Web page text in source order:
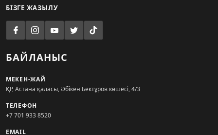
БІЗГЕ ЖАЗЫЛУ
БАЙЛАНЫС
МЕКЕН-ЖАЙ
ҚР, Астана қаласы, Әбікен Бектұров көшесі, 4/3
ТЕЛЕФОН
+7 701 933 8520
EMAIL